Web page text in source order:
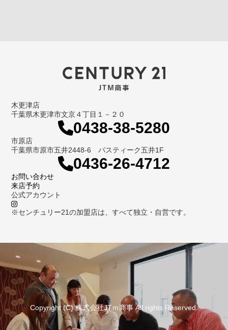
木更津店
千葉県木更津市文京４丁目１－２０
0438-38-5280
市原店
千葉県市原市五井2448-6 パスティーク五井1F
0436-26-4712
お問い合わせ
来店予約
公式アカウント
※センチュリー21の加盟店は、すべて独立・自営です。
Copyright (C) 株式会社JTｍ商事 All rights Reserved.